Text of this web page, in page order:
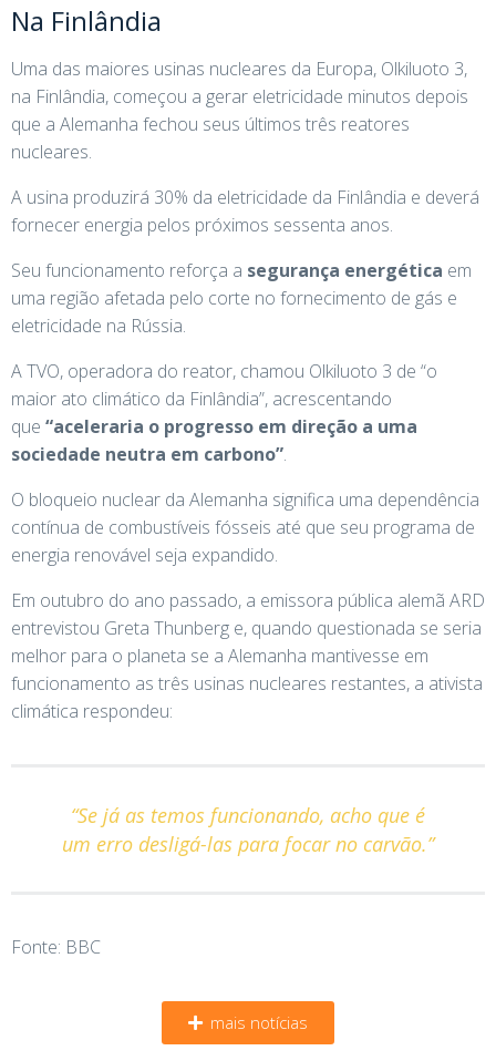
Na Finlândia
Uma das maiores usinas nucleares da Europa, Olkiluoto 3,
na Finlândia, começou a gerar eletricidade minutos depois
que a Alemanha fechou seus últimos três reatores
nucleares.
A usina produzirá 30% da eletricidade da Finlândia e deverá
fornecer energia pelos próximos sessenta anos.
Seu funcionamento reforça a segurança energética em
uma região afetada pelo corte no fornecimento de gás e
eletricidade na Rússia.
A TVO, operadora do reator, chamou Olkiluoto 3 de “o
maior ato climático da Finlândia”, acrescentando
que “aceleraria o progresso em direção a uma
sociedade neutra em carbono”.
O bloqueio nuclear da Alemanha significa uma dependência
contínua de combustíveis fósseis até que seu programa de
energia renovável seja expandido.
Em outubro do ano passado, a emissora pública alemã ARD
entrevistou Greta Thunberg e, quando questionada se seria
melhor para o planeta se a Alemanha mantivesse em
funcionamento as três usinas nucleares restantes, a ativista
climática respondeu:
“Se já as temos funcionando, acho que é
um erro desligá-las para focar no carvão.”
Fonte: BBC
mais notícias